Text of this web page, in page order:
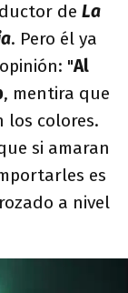
de La
. Pero él ya
"Al
, mentira que
los colores.
si amaran
es
a nivel